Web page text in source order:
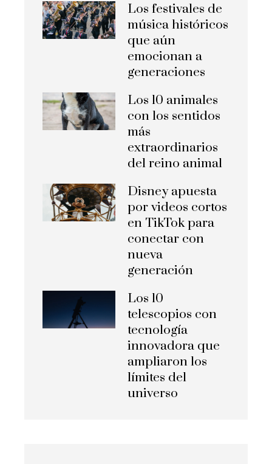
Los festivales de
música históricos
que aún
emocionan a
generaciones
Los 10 animales
con los sentidos
más
extraordinarios
del reino animal
Disney apuesta
por videos cortos
en TikTok para
conectar con
nueva
generación
Los 10
telescopios con
tecnología
innovadora que
ampliaron los
límites del
universo